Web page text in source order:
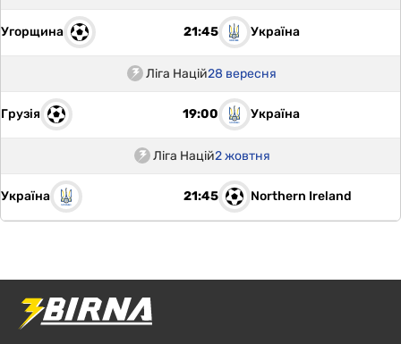
Угорщина 21:45 Україна
Ліга Націй28 вересня
Грузія 19:00 Україна
Ліга Націй2 жовтня
Україна 21:45 Northern Ireland